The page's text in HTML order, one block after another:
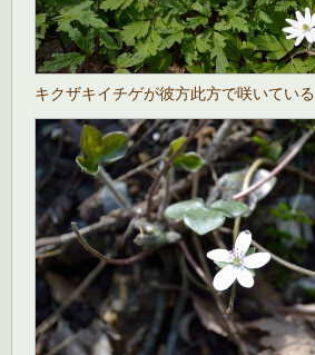
キクザキイチゲが彼方此方で咲いている